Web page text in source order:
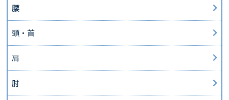
腰
頭・首
肩
肘